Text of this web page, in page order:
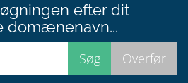
efter dit
domænenavn...